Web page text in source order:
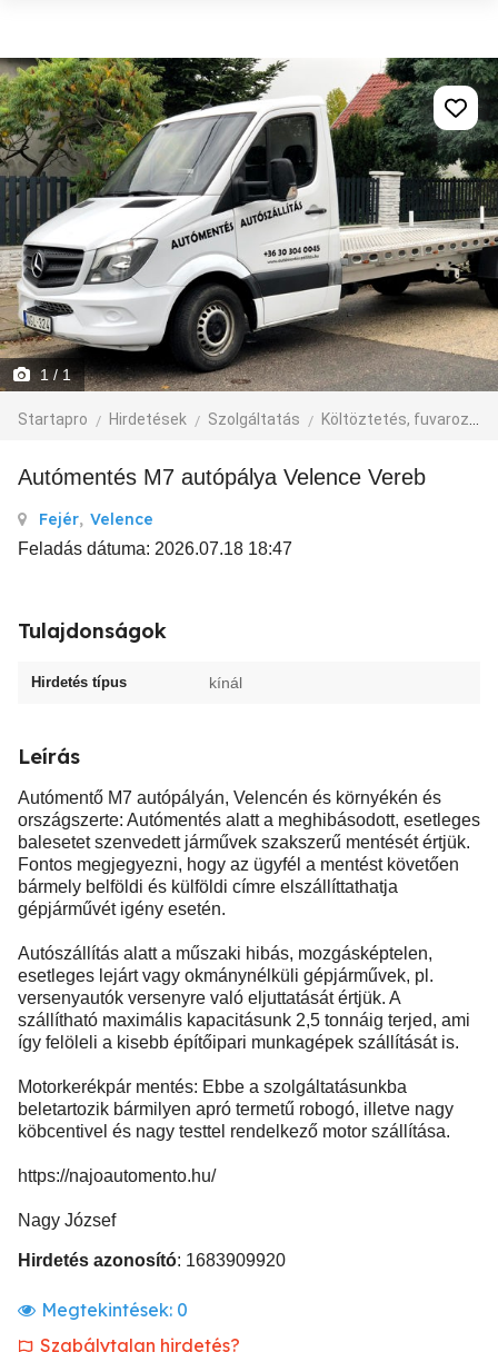
1/ 1
Startapro Hirdetések Szolgáltatás Költöztetés, fuvarozás, járműbérlés
Autómentés M7 autópálya Velence Vereb
Fejér, Velence
Feladás dátuma: 2026.07.18 18:47
Tulajdonságok
Hirdetés típus kínál
Leírás
Autómentő M7 autópályán, Velencén és környékén és
országszerte: Autómentés alatt a meghibásodott, esetleges
balesetet szenvedett járművek szakszerű mentését értjük.
Fontos megjegyezni, hogy az ügyfél a mentést követően
bármely belföldi és külföldi címre elszállíttathatja
gépjárművét igény esetén.
Autószállítás alatt a műszaki hibás, mozgásképtelen,
esetleges lejárt vagy okmánynélküli gépjárművek, pl.
versenyautók versenyre való eljuttatását értjük. A
szállítható maximális kapacitásunk 2,5 tonnáig terjed, ami
így felöleli a kisebb építőipari munkagépek szállítását is.
Motorkerékpár mentés: Ebbe a szolgáltatásunkba
beletartozik bármilyen apró termetű robogó, illetve nagy
köbcentivel és nagy testtel rendelkező motor szállítása.
https://najoautomento.hu/
Nagy József
Hirdetés azonosító: 1683909920
Megtekintések: 0
Szabálytalan hirdetés?